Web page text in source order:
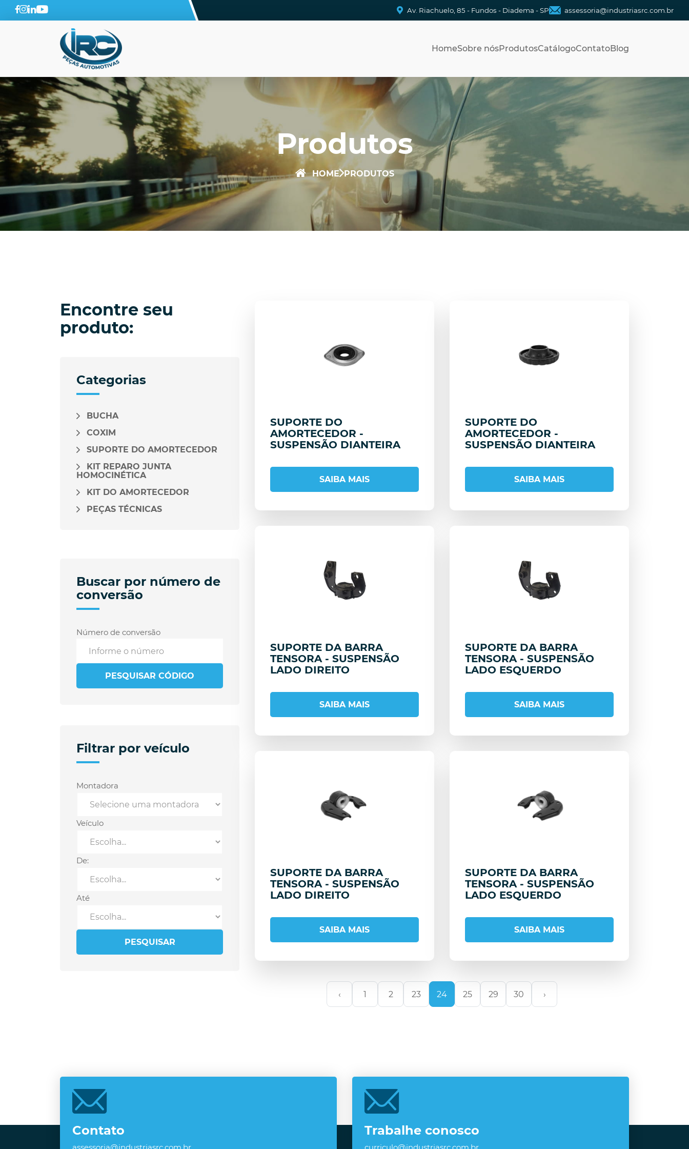
Av. Riachuelo, 85 - Fundos - Diadema - SP assessoria@industriasrc.com.br
HomeSobre nósProdutosCatálogoContatoBlog
Produtos
HOME PRODUTOS
Encontre seu
produto:
Categorias
BUCHA
COXIM
SUPORTE DO AMORTECEDOR
KIT REPARO JUNTA
HOMOCINÉTICA
KIT DO AMORTECEDOR
PEÇAS TÉCNICAS
Buscar por número de
conversão
Número de conversão
PESQUISAR CÓDIGO
Filtrar por veículo
Montadora
Veículo
De:
Até
PESQUISAR
SUPORTE DO
AMORTECEDOR -
SUSPENSÃO DIANTEIRA
SAIBA MAIS
SUPORTE DO
AMORTECEDOR -
SUSPENSÃO DIANTEIRA
SAIBA MAIS
SUPORTE DA BARRA
TENSORA - SUSPENSÃO
LADO DIREITO
SAIBA MAIS
SUPORTE DA BARRA
TENSORA - SUSPENSÃO
LADO ESQUERDO
SAIBA MAIS
SUPORTE DA BARRA
TENSORA - SUSPENSÃO
LADO DIREITO
SAIBA MAIS
SUPORTE DA BARRA
TENSORA - SUSPENSÃO
LADO ESQUERDO
SAIBA MAIS
‹ 1 2 23 24 25 29 30 ›
Contato Trabalhe conosco